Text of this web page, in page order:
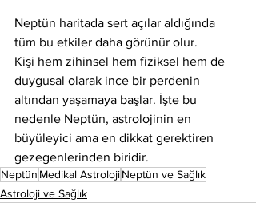
Neptün haritada sert açılar aldığında
tüm bu etkiler daha görünür olur.
Kişi hem zihinsel hem fiziksel hem de
duygusal olarak ince bir perdenin
altından yaşamaya başlar. İşte bu
nedenle Neptün, astrolojinin en
büyüleyici ama en dikkat gerektiren
gezegenlerinden biridir.
Neptün Medikal AstrolojiNeptün ve Sağlık
Astroloji ve Sağlık